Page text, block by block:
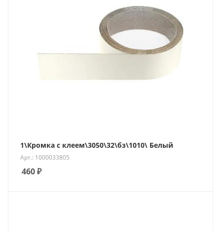
1\Кромка с клеем\3050\32\бз\1010\ Белый
Арт.: 1000033805
460₽